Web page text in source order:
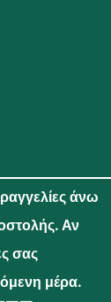
άνω
Αν
σας
μέρα.